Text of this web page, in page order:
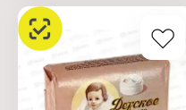
вещество, ЭДТА натрия,
лимонная кислота,
хлорид натрия, диоксид
титана (CI 77891).
Характеристики:
Производитель: Nefis